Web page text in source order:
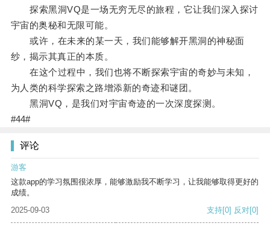
探索黑洞VQ是一场无穷无尽的旅程，它让我们深入探讨
宇宙的奥秘和无限可能。
或许，在未来的某一天，我们能够解开黑洞的神秘面
纱，揭示其真正的本质。
在这个过程中，我们也将不断探索宇宙的奇妙与未知，
为人类的科学探索之路增添新的奇迹和谜团。
黑洞VQ，是我们对宇宙奇迹的一次深度探测。
#44#
评论
游客
这款app的学习氛围很浓厚，能够激励我不断学习，让我能够取得更好的
成绩。
2025-09-03
支持[0] 反对[0]